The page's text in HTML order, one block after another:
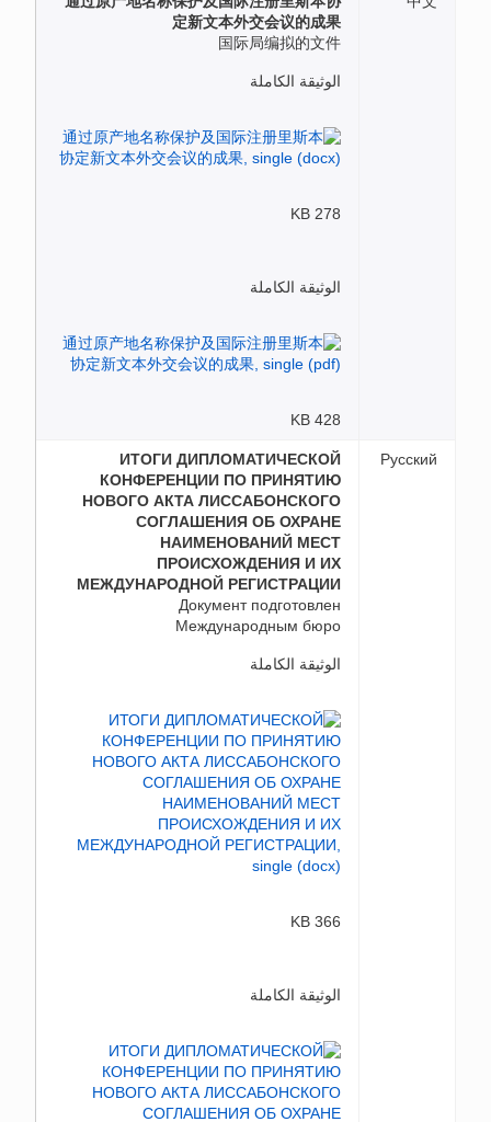
定新文本外交会议的成果
国际局编拟的文件
الوثيقة الكاملة
278 KB
الوثيقة الكاملة
428 KB
Русский
ИТОГИ ДИПЛОМАТИЧЕСКОЙ
КОНФЕРЕНЦИИ ПО ПРИНЯТИЮ
НОВОГО АКТА ЛИССАБОНСКОГО
СОГЛАШЕНИЯ ОБ ОХРАНЕ
НАИМЕНОВАНИЙ МЕСТ
ПРОИСХОЖДЕНИЯ И ИХ
МЕЖДУНАРОДНОЙ РЕГИСТРАЦИИ
Документ подготовлен
Международным бюро
الوثيقة الكاملة
366 KB
الوثيقة الكاملة